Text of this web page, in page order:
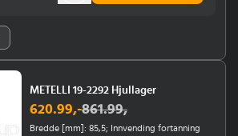
METELLI 19-2292 Hjullager
620.99,-861.99,
Bredde [mm]: 85,5; Innvending fortanning